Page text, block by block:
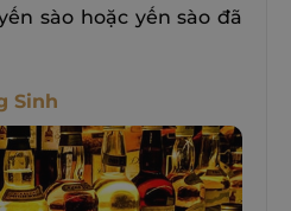
sào hoặc yến sào đã
Sinh